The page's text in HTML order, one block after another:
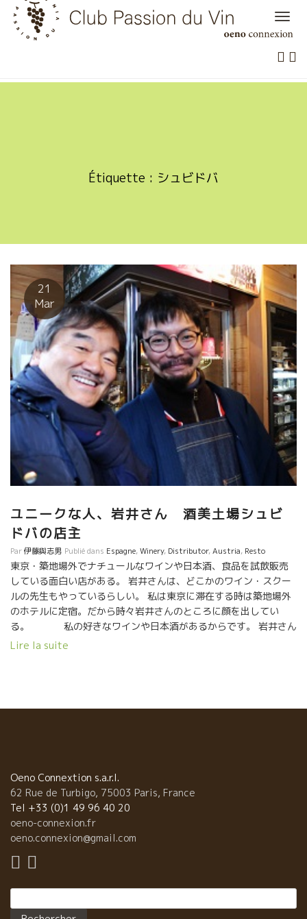
Skip
content
Étiquette : シュビドバ
21
Mar
ユニークな人、岩井さん 酒美土場シュビ
ドバの店主
Par伊藤與志男 Publié dans Espagne,Winery, Distributor,Austria, Resto
東京・築地場外でナチュールなワインや日本酒、食品を試飲販売
している面白い店がある。 岩井さんは、どこかのワイン・スクー
ルの先生もやっているらしい。 私は東京に滞在する時は築地場外
のホテルに定宿。だから時々岩井さんのところに顔を出してい
る。 私の好きなワインや日本酒があるからです。 岩井さん
の商品選択の基準はナチュールというのは分かりますが、普通と
ころで驚かされている醸造家の二人だからです。 この二つの蔵の
ワインをここで見た時から、岩井さんってどんな人なんだろ
う？ いつも思っている。 日本滞在中は，超過密スケジ
ュールなのでゆっくり話すこともできないので、まだよく岩井さ
んの事は良く知らないのですが、一度ゆっくり一緒に飲みたい人
ラしてチョット足を伸ばして、築地場外まで行ってみる価値大で
Lire la suite
Oeno Connextion s.a.r.l.
62 Rue de Turbigo, 75003 Paris, France
Tel +33 (0)1 49 96 40 20
oeno-connexion.fr
oeno.connexion@gmail.com